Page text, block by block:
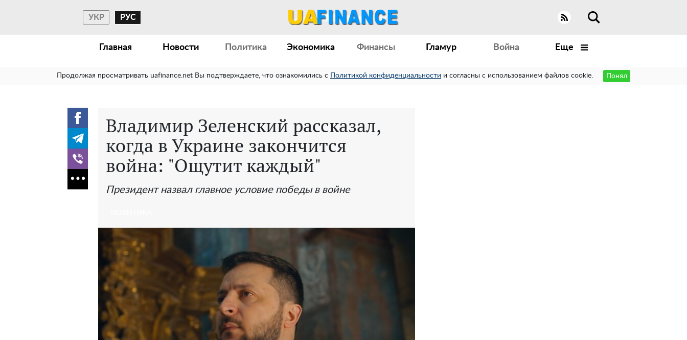
УКР РУС
Главная Новости Политика Экономика Финансы Гламур Война Еще
Продолжая просматривать uafinance.net Вы подтверждаете, что ознакомились с Политикой конфиденциальности и согласны с использованием файлов cookie. Понял
Владимир Зеленский рассказал,
когда в Украине закончится
война: "Ощутит каждый"
Президент назвал главное условие победы в войне